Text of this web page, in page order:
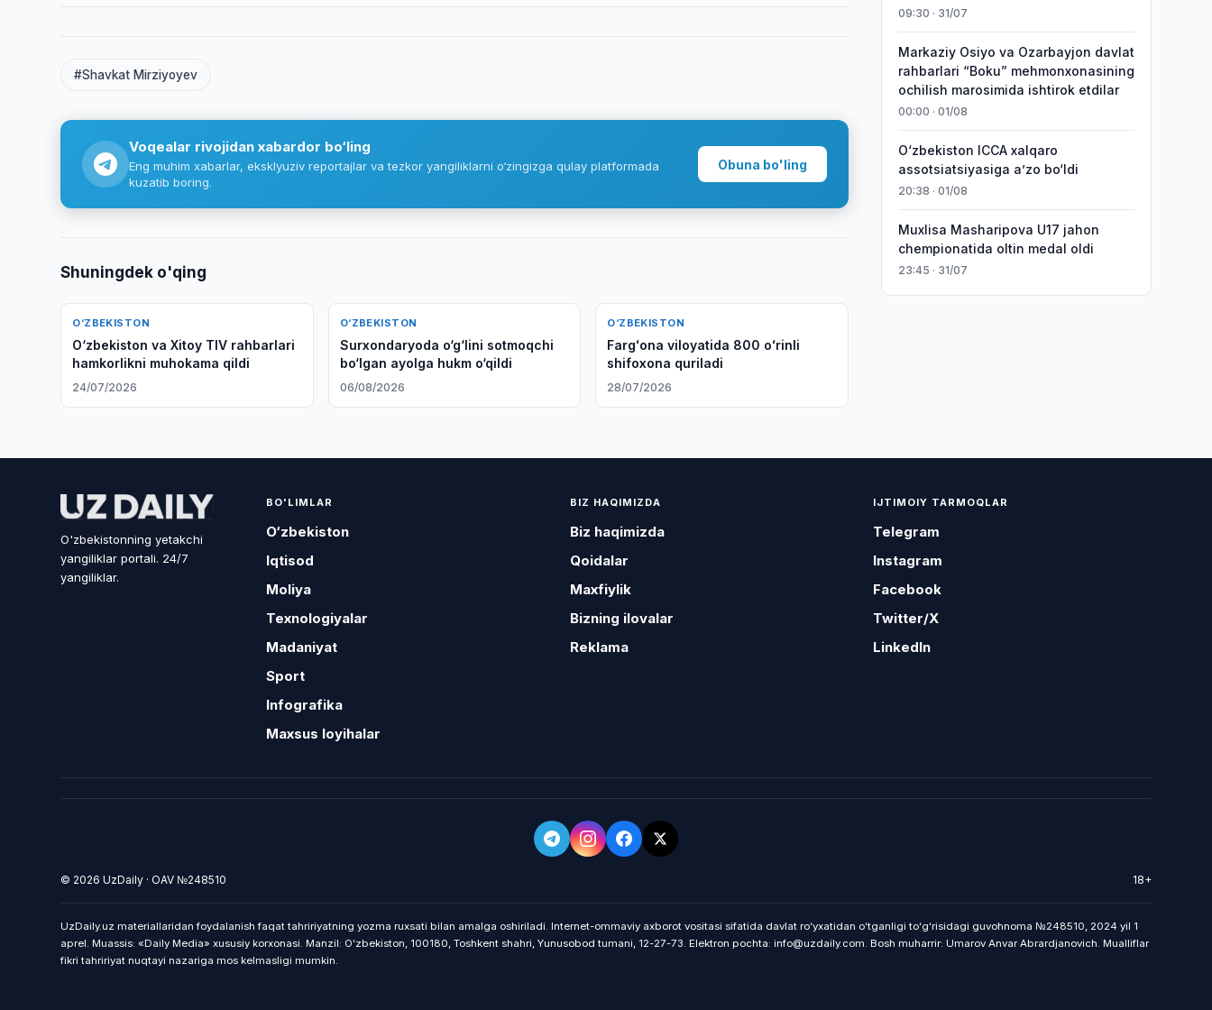
#Shavkat Mirziyoyev
Voqealar rivojidan xabardor bo‘ling
Eng muhim xabarlar, eksklyuziv reportajlar va tezkor yangiliklarni o‘zingizga qulay platformada
kuzatib boring.
Obuna bo'ling
Shuningdek o'qing
O‘ZBEKISTON
O‘zbekiston va Xitoy TIV rahbarlari
hamkorlikni muhokama qildi
24/07/2026
O‘ZBEKISTON
Surxondaryoda o‘g‘lini sotmoqchi
bo‘lgan ayolga hukm o‘qildi
06/08/2026
O‘ZBEKISTON
Fargʻona viloyatida 800 oʻrinli
shifoxona quriladi
28/07/2026
09:30 · 31/07
Markaziy Osiyo va Ozarbayjon davlat
rahbarlari “Boku” mehmonxonasining
ochilish marosimida ishtirok etdilar
00:00 · 01/08
O‘zbekiston ICCA xalqaro
assotsiatsiyasiga aʼzo bo‘ldi
20:38 · 01/08
Muxlisa Masharipova U17 jahon
chempionatida oltin medal oldi
23:45 · 31/07
O'zbekistonning yetakchi
yangiliklar portali. 24/7
yangiliklar.
BO'LIMLAR
O‘zbekiston
Iqtisod
Moliya
Texnologiyalar
Madaniyat
Sport
Infografika
Maxsus loyihalar
BIZ HAQIMIZDA
Biz haqimizda
Qoidalar
Maxfiylik
Bizning ilovalar
Reklama
IJTIMOIY TARMOQLAR
Telegram
Instagram
Facebook
Twitter/X
LinkedIn
© 2026 UzDaily · OAV №248510 18+
UzDaily.uz materiallaridan foydalanish faqat tahririyatning yozma ruxsati bilan amalga oshiriladi. Internet-ommaviy axborot vositasi sifatida davlat roʻyxatidan oʻtganligi toʻgʻrisidagi guvohnoma №248510, 2024 yil 1
aprel. Muassis: «Daily Media» xususiy korxonasi. Manzil: Oʻzbekiston, 100180, Toshkent shahri, Yunusobod tumani, 12-27-73. Elektron pochta: info@uzdaily.com. Bosh muharrir: Umarov Anvar Abrardjanovich. Mualliflar
fikri tahririyat nuqtayi nazariga mos kelmasligi mumkin.